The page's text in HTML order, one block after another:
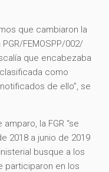
que cambiaron la
FEMOSPP/002/
que encabezaba
como
de ello”, se
la FGR “se
2018 a junio de 2019
busque a los
participaron en los